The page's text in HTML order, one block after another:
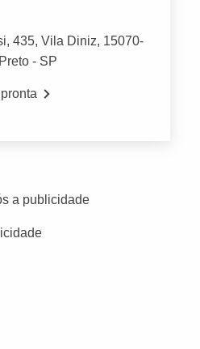
435, Vila Diniz, 15070-
- SP
a publicidade